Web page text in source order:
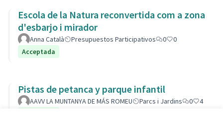
Escola de la Natura reconvertida com a zona
d'esbarjo i mirador
Anna Català Presupuestos Participativos 0
0
Acceptada
Pistas de petanca y parque infantil
AAVV LA MUNTANYA DE MÁS ROMEU Parcs i Jardins 0
4